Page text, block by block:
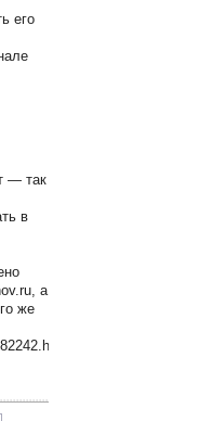
его
— так
в
а
же